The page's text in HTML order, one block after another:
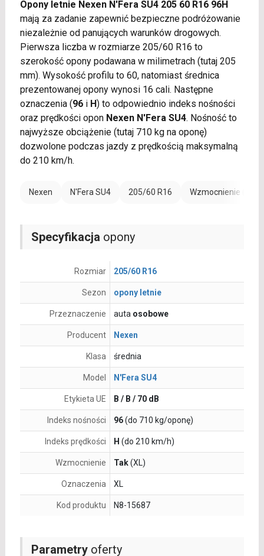
Opony letnie Nexen N'Fera SU4 205 60 R16 96H
mają za zadanie zapewnić bezpieczne podróżowanie
niezależnie od panujących warunków drogowych.
Pierwsza liczba w rozmiarze 205/60 R16 to
szerokość opony podawana w milimetrach (tutaj 205
mm). Wysokość profilu to 60, natomiast średnica
prezentowanej opony wynosi 16 cali. Następne
oznaczenia (96i H) to odpowiednio indeks nośności
oraz prędkości opon Nexen N'Fera SU4. Nośność to
najwyższe obciążenie (tutaj 710 kg na oponę)
dozwolone podczas jazdy z prędkością maksymalną
do 210 km/h.
Nexen N'Fera SU4 205/60 R16 Wzmocnienie (XL)
Parametryoferty
Specyfikacja opony
Rozmiar 205/60 R16
Sezon opony letnie
Przeznaczenie auta osobowe
Producent Nexen
Klasa średnia
Model N'Fera SU4
Etykieta UE B / B / 70 dB
Indeks nośności 96(do 710 kg/oponę)
Indeks prędkości H (do 210 km/h)
Wzmocnienie Tak(XL)
Oznaczenia XL
Kod produktu N8-15687